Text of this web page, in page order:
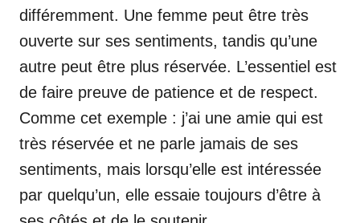
différemment. Une femme peut être très
ouverte sur ses sentiments, tandis qu’une
autre peut être plus réservée. L’essentiel est
de faire preuve de patience et de respect.
Comme cet exemple : j’ai une amie qui est
très réservée et ne parle jamais de ses
sentiments, mais lorsqu’elle est intéressée
par quelqu’un, elle essaie toujours d’être à